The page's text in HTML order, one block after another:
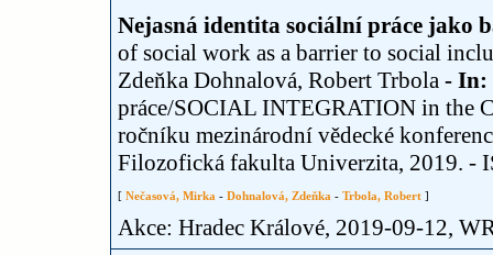
Nejasná identita sociální práce jako
of social work as a barrier to social
Zdeňka Dohnalová, Robert Trbola - In:
práce/SOCIAL INTEGRATION in the
ročníku mezinárodní vědecké
Filozofická fakulta Univerzita, 2019. -
[ Nečasová, Mirka - Dohnalová, Zdeňka - Trbola, Robert ]
Akce: Hradec Králové, 2019-09-12,